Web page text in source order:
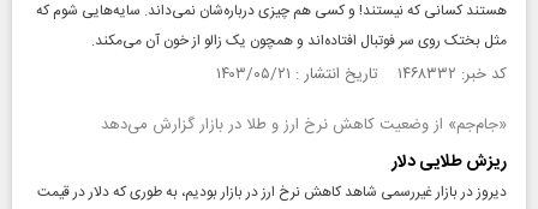
هستند کسانی که نیستند! و کسی هم چیزی درباره‌شان نمی‌داند. سایه‌هایی شوم که
مثل بختک روی سر فوتبال افتاده‌اند و همچون یک زالو از خون آن می‌مکند.
کد خبر: ۱۴۶۸۳۳۲ تاریخ انتشار : ۱۴۰۳/۰۵/۲۱
«جام‌جم» از وضعیت کاهش نرخ ارز و طلا در بازار گزارش می‌دهد
ریزش طلایی دلار
دیروز در بازار غیررسمی شاهد کاهش نرخ ارز در بازار بودیم، به طوری که دلار در قیمت